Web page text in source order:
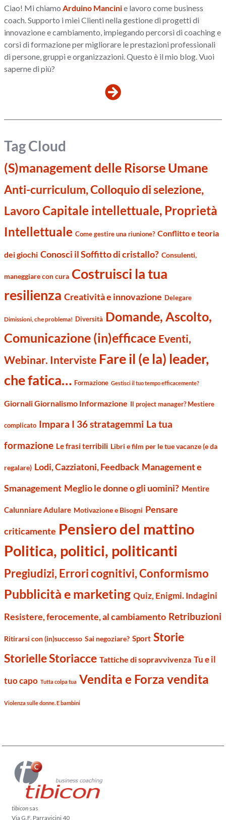
Ciao! Mi chiamoArduino Mancinie lavoro come business
coach. Supporto i miei Clienti nella gestione di progetti di
innovazione e cambiamento, impiegando percorsi di coaching e
corsi di formazione per migliorare le prestazioni professionali
di persone, gruppi e organizzazioni. Questo è il mio blog. Vuoi
saperne di più?
Tag Cloud
(S)management delle Risorse Umane
Anti-curriculum, Colloquio di selezione,
LavoroCapitale intellettuale, Proprietà
Intellettuale Come gestire una riunione? Conflitto e teoria
dei giochi Conosci il Soffitto di cristallo? Consulenti,
maneggiare con cura Costruisci la tua
resilienza Creatività e innovazione Delegare
Dimissioni, che problema! Diversità Domande, Ascolto,
Comunicazione (in)efficace Eventi,
Webinar. Interviste Fare il (e la) leader,
che fatica… Formazione Gestisci il tuo tempo efficacemente?
Giornali Giornalismo Informazione Il project manager? Mestiere
complicato Impara I 36 stratagemmi La tua
formazione Le frasi terribili Libri e film per le tue vacanze (e da
regalare) Lodi, Cazziatoni, Feedback Management e
Smanagement Meglio le donne o gli uomini? Mentire
Calunniare Adulare Motivazione e Bisogni Pensare
criticamente Pensiero del mattino
Politica, politici, politicanti
Pregiudizi, Errori cognitivi, Conformismo
Pubblicità e marketing Quiz, Enigmi. Indagini
Resistere, ferocemente, al cambiamento Retribuzioni
Ritirarsi con (in)successo Sai negoziare? Sport Storie
Storielle Storiacce Tattiche di sopravvivenza Tu e il
tuo capo Tutta colpa tua Vendita e Forza vendita
Violenza sulle donne. E bambini
tibicon sas
Via G.F. Parravicini 40